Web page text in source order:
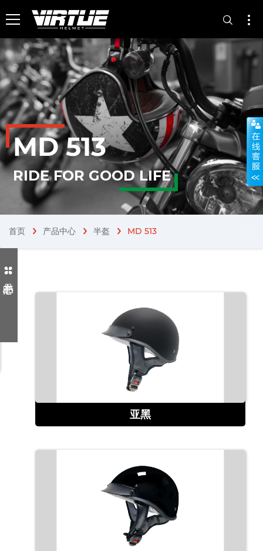
MD 513
RIDE FOR GOOD LIFE
首页 chevron_right
产品中心 半盔 MD 513
亚黑
查看详情